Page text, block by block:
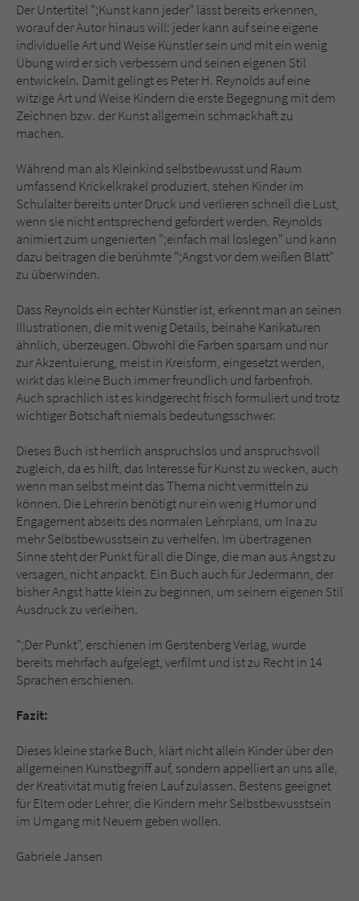
Der Untertitel ";Kunst kann jeder" lässt bereits erkennen,
worauf der Autor hinaus will: jeder kann auf seine eigene
individuelle Art und Weise Künstler sein und mit ein wenig
Übung wird er sich verbessern und seinen eigenen Stil
entwickeln. Damit gelingt es Peter H. Reynolds auf eine
witzige Art und Weise Kindern die erste Begegnung mit dem
Zeichnen bzw. der Kunst allgemein schmackhaft zu
machen.
Während man als Kleinkind selbstbewusst und Raum
umfassend Krickelkrakel produziert, stehen Kinder im
Schulalter bereits unter Druck und verlieren schnell die Lust,
wenn sie nicht entsprechend gefördert werden. Reynolds
animiert zum ungenierten ";einfach mal loslegen" und kann
dazu beitragen die berühmte ";Angst vor dem weißen Blatt"
zu überwinden.
Dass Reynolds ein echter Künstler ist, erkennt man an seinen
Illustrationen, die mit wenig Details, beinahe Karikaturen
ähnlich, überzeugen. Obwohl die Farben sparsam und nur
zur Akzentuierung, meist in Kreisform, eingesetzt werden,
wirkt das kleine Buch immer freundlich und farbenfroh.
Auch sprachlich ist es kindgerecht frisch formuliert und trotz
wichtiger Botschaft niemals bedeutungsschwer.
Dieses Buch ist herrlich anspruchslos und anspruchsvoll
zugleich, da es hilft, das Interesse für Kunst zu wecken, auch
wenn man selbst meint das Thema nicht vermitteln zu
können. Die Lehrerin benötigt nur ein wenig Humor und
Engagement abseits des normalen Lehrplans, um Ina zu
mehr Selbstbewusstsein zu verhelfen. Im übertragenen
Sinne steht der Punkt für all die Dinge, die man aus Angst zu
versagen, nicht anpackt. Ein Buch auch für Jedermann, der
bisher Angst hatte klein zu beginnen, um seinem eigenen Stil
Ausdruck zu verleihen.
";Der Punkt", erschienen im Gerstenberg Verlag, wurde
bereits mehrfach aufgelegt, verfilmt und ist zu Recht in 14
Sprachen erschienen.
Fazit:
Dieses kleine starke Buch, klärt nicht allein Kinder über den
allgemeinen Kunstbegriff auf, sondern appelliert an uns alle,
der Kreativität mutig freien Lauf zulassen. Bestens geeignet
für Eltern oder Lehrer, die Kindern mehr Selbstbewusstsein
im Umgang mit Neuem geben wollen.
Gabriele Jansen